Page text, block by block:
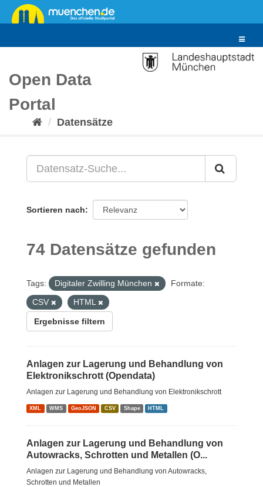
Überspringen
zum
Toggle
Open Data
Portal
Datensätze
Sortieren nach
74 Datensätze gefunden
Tags: Digitaler Zwilling München
Formate:
CSV
HTML
Ergebnisse filtern
Anlagen zur Lagerung und Behandlung von
Elektronikschrott (Opendata)
Anlagen zur Lagerung und Behandlung von Elektronikschrott
XML WMS GeoJSON CSV Shape HTML
Anlagen zur Lagerung und Behandlung von
Autowracks, Schrotten und Metallen (O...
Anlagen zur Lagerung und Behandlung von Autowracks,
Schrotten und Metallen